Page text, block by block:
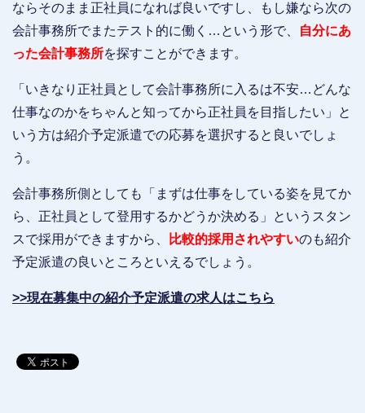
ならそのまま正社員になれば良いですし、もし嫌なら次の
会計事務所でまたテスト的に働く…という形で、
自分にあ
った会計事務所を探すことができます。
「いきなり正社員として会計事務所に入るは不安…どんな
仕事なのかをちゃんと知ってから正社員を目指したい」と
いう方は紹介予定派遣での応募を選択すると良いでしょ
う。
会計事務所側としても「まずは仕事をしている姿を見てか
ら、正社員として登用するかどうか決める」というスタン
スで採用ができますから、
比較的採用されやすいのも紹介
予定派遣の良いところといえるでしょう。
>>現在募集中の紹介予定派遣の求人はこちら